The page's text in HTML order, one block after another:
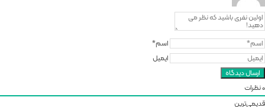
اسم*
ایمیل
0نظرات
قدیمی‌ترین